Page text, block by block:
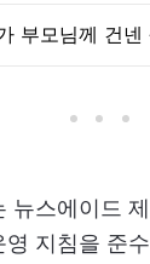
부모님께 건넨
뉴스에이드
영 지침을 준